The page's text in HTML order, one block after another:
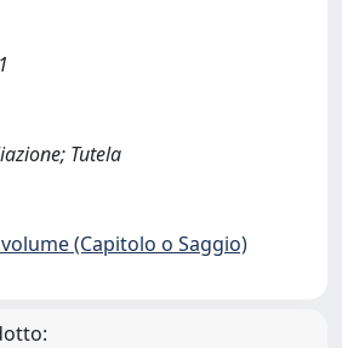
Tutela
(Capitolo o Saggio)